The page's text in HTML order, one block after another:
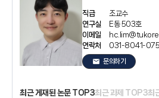
직급
조교수
연구실
E동 503호
이메일
연락처
031-8041-
email 문의하기
최근 게재된 논문 TOP3최근 과제 TOP3최